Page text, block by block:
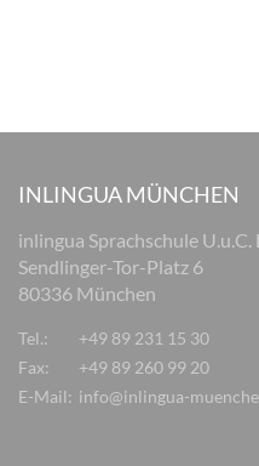
INLINGUA MÜNCHEN
inlingua Sprachschule
Sendlinger-Tor-Platz 6
80336 München
Tel.:
+49 89 231 15 30
Fax:
+49 89 260 99 20
E-Mail: info@inlingua-